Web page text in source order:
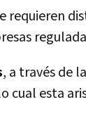
requieren
, a través de
cual esta